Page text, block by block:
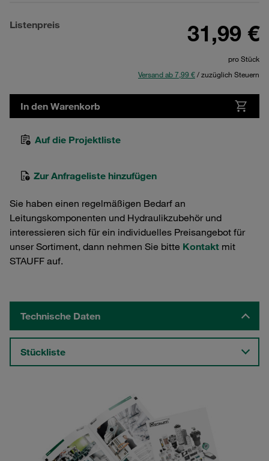
Listenpreis 31,99 €
pro Stück
Versand ab 7,99 €/ zuzüglich Steuern
In den Warenkorb
Auf die Projektliste
Zur Anfrageliste hinzufügen
Sie haben einen regelmäßigen Bedarf an
Leitungskomponenten und Hydraulikzubehör und
interessieren sich für ein individuelles Preisangebot für
unser Sortiment, dann nehmen Sie bitte Kontakt mit
STAUFF auf.
Technische Daten
Stückliste